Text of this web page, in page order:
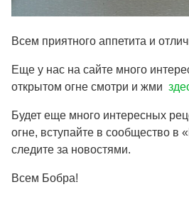
Всем приятного аппетита и
Еще у нас на сайте много
открытом огне смотри и жми
Будет еще много интересных
огне, вступайте в сообщество в
следите за новостями.
Всем Бобра!